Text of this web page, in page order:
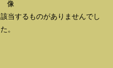
該当するものがありませんでし
た。